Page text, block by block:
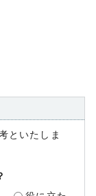
といたしま